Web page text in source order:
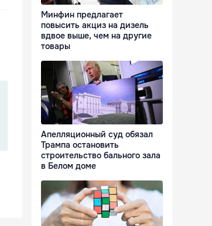
Минфин предлагает
повысить акциз на дизель
вдвое выше, чем на другие
товары
Апелляционный суд обязал
Трампа остановить
строительство бального зала
в Белом доме